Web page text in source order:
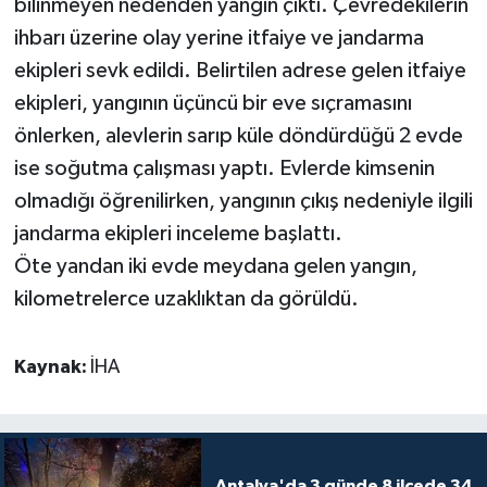
bilinmeyen nedenden yangın çıktı. Çevredekilerin
ihbarı üzerine olay yerine itfaiye ve jandarma
ekipleri sevk edildi. Belirtilen adrese gelen itfaiye
ekipleri, yangının üçüncü bir eve sıçramasını
önlerken, alevlerin sarıp küle döndürdüğü 2 evde
ise soğutma çalışması yaptı. Evlerde kimsenin
olmadığı öğrenilirken, yangının çıkış nedeniyle ilgili
jandarma ekipleri inceleme başlattı.
Öte yandan iki evde meydana gelen yangın,
kilometrelerce uzaklıktan da görüldü.
Kaynak: İHA
Teknoloji
Televizyon
Turizm
Yaşam